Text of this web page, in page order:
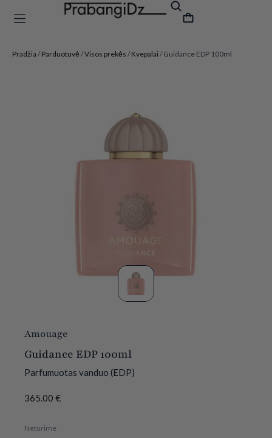
Pradžia /Parduotuvė /Visos prekės /Kvepalai / Guidance EDP 100ml
Amouage
Guidance EDP 100ml
Parfumuotas vanduo (EDP)
365.00 €
Neturime